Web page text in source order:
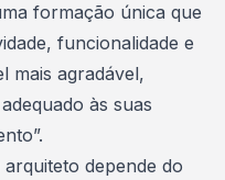
formação única que
funcionalidade e
mais agradável,
às suas
depende do